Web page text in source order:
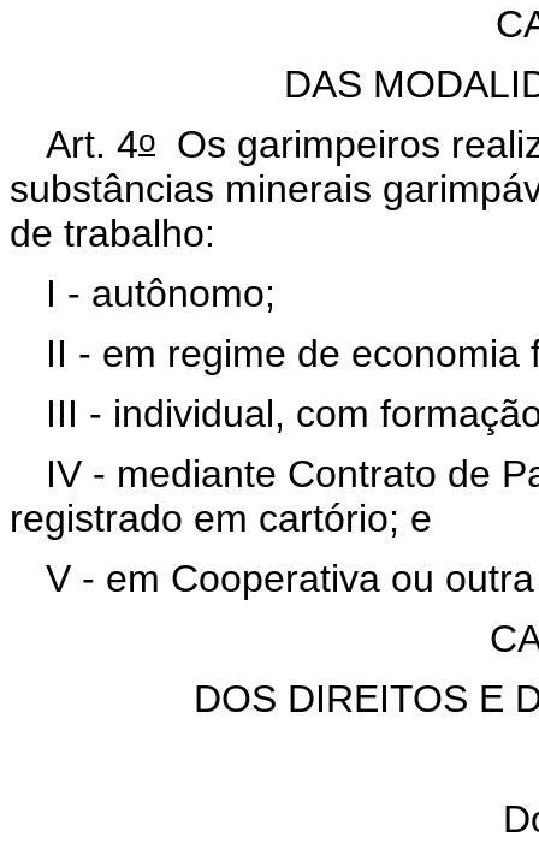
DAS
Art. 4o Os garimpeiros
substâncias minerais
de trabalho:
I - autônomo;
II - em regime de economia
III - individual, com
IV - mediante Contrato de
registrado em cartório; e
V - em Cooperativa ou
DOS DIREITOS E